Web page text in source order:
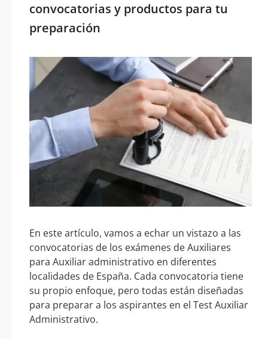
convocatorias y productos para tu
preparación
En este artículo, vamos a echar un vistazo a las
convocatorias de los exámenes de Auxiliares
para Auxiliar administrativo en diferentes
localidades de España. Cada convocatoria tiene
su propio enfoque, pero todas están diseñadas
para preparar a los aspirantes en el Test Auxiliar
Administrativo.